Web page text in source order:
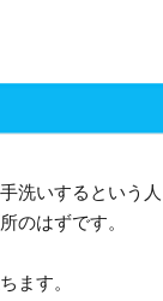
洗いするという人
のはずです。
ます。